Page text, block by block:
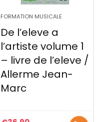
FORMATION MUSICALE
De l’eleve a
l’artiste volume 1
– livre de l’eleve /
Allerme Jean-
Marc